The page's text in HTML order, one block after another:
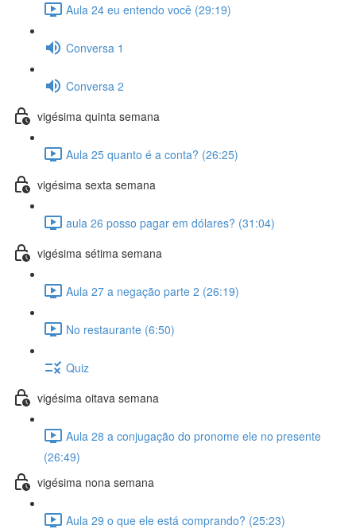
Aula 24 eu entendo você (29:19)
Conversa 1
Conversa 2
vigésima quinta semana
Aula 25 quanto é a conta? (26:25)
vigésima sexta semana
aula 26 posso pagar em dólares? (31:04)
vigésima sétima semana
Aula 27 a negação parte 2 (26:19)
No restaurante (6:50)
Quiz
vigésima oitava semana
Aula 28 a conjugação do pronome ele no presente
(26:49)
vigésima nona semana
Aula 29 o que ele está comprando? (25:23)